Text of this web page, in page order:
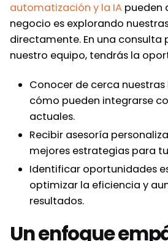
automatización y la IA pueden
negocio es explorando
directamente. En una consulta
nuestro equipo, tendrás la
Conocer de cerca
cómo pueden integrarse
actuales.
Recibir asesoría
mejores estrategias para
Identificar oportunidades
optimizar la eficiencia y
resultados.
Un enfoque